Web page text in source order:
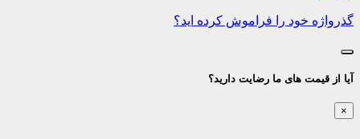
گذرواژه خود را فراموش کرده اید؟
آیا از قیمت های ما رضایت دارید؟
×